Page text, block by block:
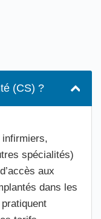
(CS) ?
infirmiers,
spécialités)
aux
dans les